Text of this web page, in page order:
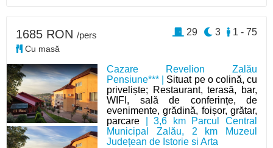
Cazare Revelion Zalău
Pensiune*** | Situat pe o colină, cu
priveliște; Restaurant, terasă, bar,
WIFI, sală de conferințe, de
evenimente, grădină, foișor, grătar,
parcare | 3,6 km Parcul Central
Municipal Zalău, 2 km Muzeul
Județean de Istorie si Arta
1685 RON /pers
Cu masă
1 - 75
3
29